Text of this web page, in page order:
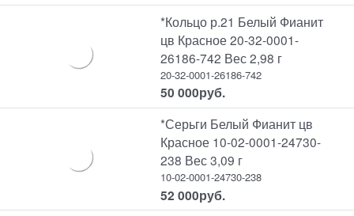
*Кольцо р.21 Белый Фианит
цв Красное 20-32-0001-
26186-742 Вес 2,98 г
20-32-0001-26186-742
50 000руб.
*Серьги Белый Фианит цв
Красное 10-02-0001-24730-
238 Вес 3,09 г
10-02-0001-24730-238
52 000руб.